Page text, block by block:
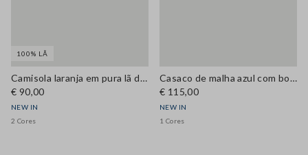
100% LÃ
Camisola laranja em pura lã de corte regular
€ 90,00
NEW IN
2 Cores
Casaco de malha azul com botões em mistura de viscose, regular fit
€ 115,00
NEW IN
1 Cores